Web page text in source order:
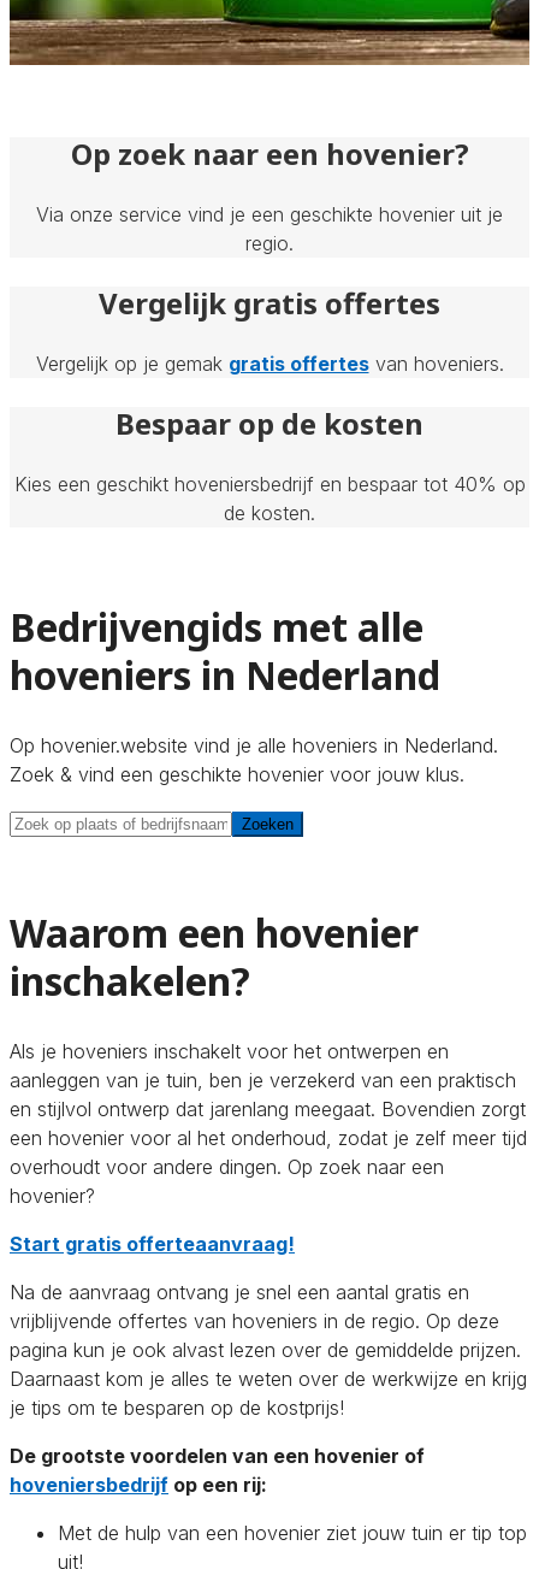
Op zoek naar een hovenier?
Via onze service vind je een geschikte hovenier uit je
regio.
Vergelijk gratis offertes
Vergelijk op je gemak gratis offertesvan hoveniers.
Bespaar op de kosten
Kies een geschikt hoveniersbedrijf en bespaar tot 40% op
de kosten.
Bedrijvengids met alle
hoveniers in Nederland
Op hovenier.website vind je alle hoveniers in Nederland.
Zoek & vind een geschikte hovenier voor jouw klus.
Zoeken
Zoeken
Waarom een hovenier
inschakelen?
Als je hoveniers inschakelt voor het ontwerpen en
aanleggen van je tuin, ben je verzekerd van een praktisch
en stijlvol ontwerp dat jarenlang meegaat. Bovendien zorgt
een hovenier voor al het onderhoud, zodat je zelf meer tijd
overhoudt voor andere dingen. Op zoek naar een
hovenier?
Start gratis offerteaanvraag!
Na de aanvraag ontvang je snel een aantal gratis en
vrijblijvende offertes van hoveniers in de regio. Op deze
pagina kun je ook alvast lezen over de gemiddelde prijzen.
Daarnaast kom je alles te weten over de werkwijze en krijg
je tips om te besparen op de kostprijs!
De grootste voordelen van een hovenier of
hoveniersbedrijf op een rij:
Met de hulp van een hovenier ziet jouw tuin er tip top
uit!